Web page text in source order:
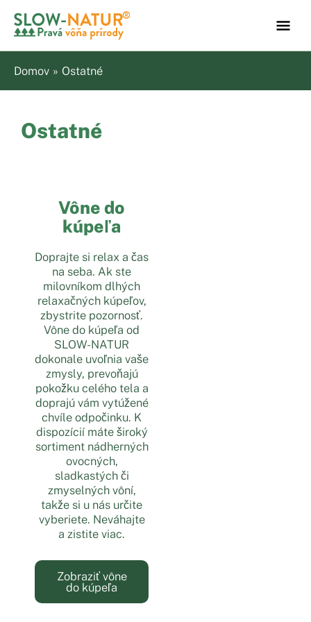
obsah
Domov Ostatné
Ostatné
Vône do
kúpeľa
Doprajte si relax a čas
na seba. Ak ste
milovníkom dlhých
relaxačných kúpeľov,
zbystrite pozornosť.
Vône do kúpeľa od
SLOW-NATUR
dokonale uvoľnia vaše
zmysly, prevoňajú
pokožku celého tela a
doprajú vám vytúžené
chvíle odpočinku. K
dispozícií máte široký
sortiment nádherných
ovocných,
sladkastých či
zmyselných vôní,
takže si u nás určite
vyberiete. Neváhajte
a zistite viac.
Zobraziť vône
do kúpeľa